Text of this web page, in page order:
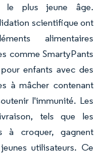
le plus jeune âge.
scientifique ont
alimentaires
comme SmartyPants
enfants avec des
à mâcher contenant
l'immunité. Les
tels que les
à croquer, gagnent
utilisateurs. Ce